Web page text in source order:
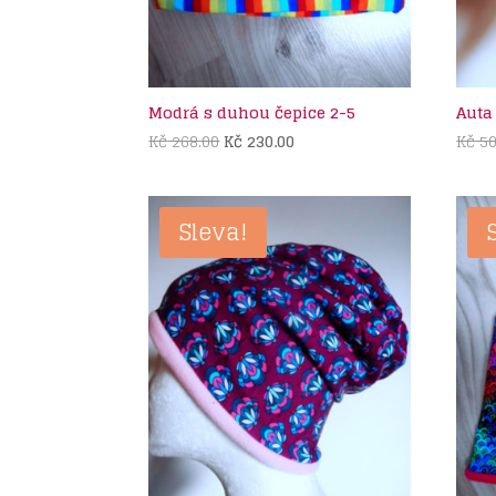
Modrá s duhou čepice 2-5
Kč268.00Původní
byla:
Kč 268.00.
Kč 230.00
je:
Kč
Sleva!